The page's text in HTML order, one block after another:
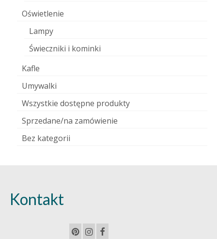
Oświetlenie
Lampy
Świeczniki i kominki
Kafle
Umywalki
Wszystkie dostępne produkty
Sprzedane/na zamówienie
Bez kategorii
Kontakt